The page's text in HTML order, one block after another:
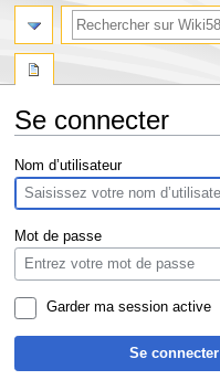
Se connecter
Aller
à
la
navigation
Aller
à
la
recherche
Nom d’utilisateur
Mot de passe
Garder ma session active
Se connecter